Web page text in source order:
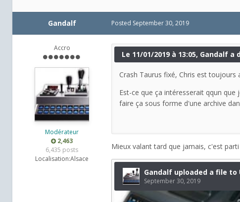
Gandalf
Accro
Modérateur
2,463
6,435 posts
Localisation:Alsace
Posted September 30, 2019
Le 11/01/2019 à 13:05, Gandalf a
Crash Taurus fixé, Chris est toujours
Est-ce que ça intéresserait qqun
faire ça sous forme d'une archive
Mieux valant tard que jamais, c'est